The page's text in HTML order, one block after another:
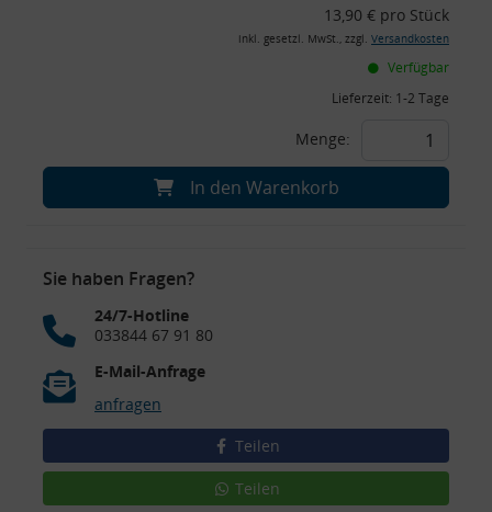
13,90 € pro Stück
inkl. gesetzl. MwSt., zzgl. Versandkosten
Verfügbar
Lieferzeit: 1-2 Tage
Menge:
In den Warenkorb
Sie haben Fragen?
24/7-Hotline
033844 67 91 80
E-Mail-Anfrage
anfragen
Teilen
Teilen